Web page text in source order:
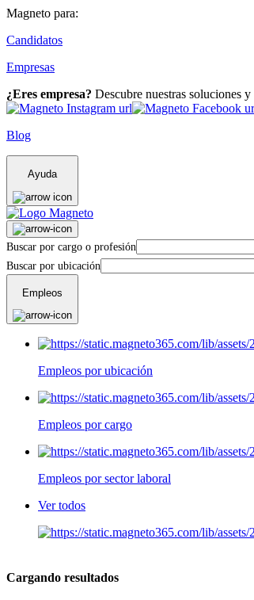
Magneto para:
Candidatos
Empresas
¿Eres empresa? Descubre nuestras soluciones
Blog
Ayuda
Buscar por cargo o profesión
Buscar por ubicación
Empleos
Empleos por ubicación
Empleos por cargo
Empleos por sector laboral
Ver todos
Cargando resultados